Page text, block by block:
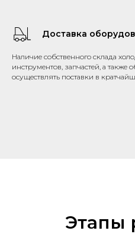
Доставка
Наличие собственного склада
инструментов, запчастей, а также
осуществлять поставки в
Этапы